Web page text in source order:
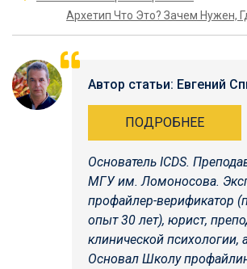
Архетип Что Это? Зачем Нужен,
Автор статьи: Евгений
ПОДРОБНЕЕ
Основатель ICDS.
МГУ им. Ломоносова.
профайлер-верификатор
опыт 30 лет), юрист,
клинической психологии,
Основал Школу